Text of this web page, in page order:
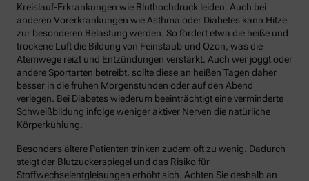
Kreislauf-Erkrankungen wie Bluthochdruck leiden. Auch bei
anderen Vorerkrankungen wie Asthma oder Diabetes kann Hitze
zur besonderen Belastung werden. So fördert etwa die heiße und
trockene Luft die Bildung von Feinstaub und Ozon, was die
Atemwege reizt und Entzündungen verstärkt. Auch wer joggt oder
andere Sportarten betreibt, sollte diese an heißen Tagen daher
besser in die frühen Morgenstunden oder auf den Abend
verlegen. Bei Diabetes wiederum beeinträchtigt eine verminderte
Schweißbildung infolge weniger aktiver Nerven die natürliche
Körperkühlung.
Besonders ältere Patienten trinken zudem oft zu wenig. Dadurch
steigt der Blutzuckerspiegel und das Risiko für
Stoffwechselentgleisungen erhöht sich. Achten Sie deshalb an